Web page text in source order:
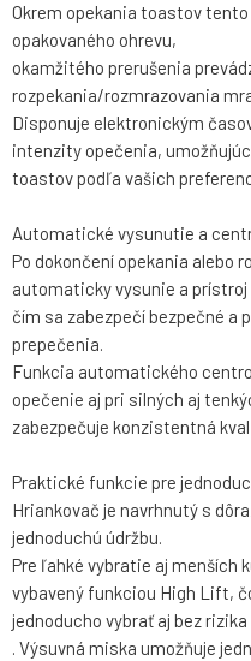
Okrem opekania toastov
opakovaného ohrevu,
okamžitého prerušenia
rozpekania/rozmrazovania
Disponuje elektronickým
intenzity opečenia,
toastov podľa vašich
Automatické vysunutie a
Po dokončení opekania alebo
automaticky vysunie a prístroj
čím sa zabezpečí bezpečné a
prepečenia.
Funkcia automatického
opečenie aj pri silných aj
zabezpečuje konzistentná
Praktické funkcie pre
Hriankovač je navrhnutý s
jednoduchú údržbu.
Pre ľahké vybratie aj menších
vybavený funkciou High Lift,
jednoducho vybrať aj bez
. Výsuvná miska umožňuje